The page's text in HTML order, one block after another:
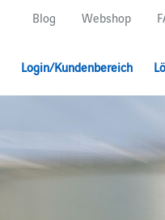
Blog Webshop
Login/Kundenbereich